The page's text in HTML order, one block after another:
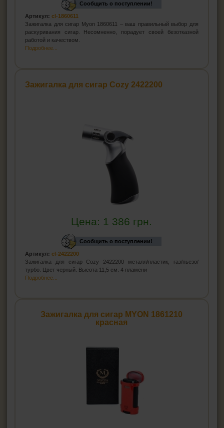
Сообщить о поступлении!
Артикул: cl-1860611
Зажигалка для сигар Myon 1860611 – ваш правильный выбор для
раскуривания сигар. Несомненно, порадует своей безотказной
работой и качеством.
Подробнее...
Зажигалка для сигар Cozy 2422200
Цена: 1 386 грн.
Сообщить о поступлении!
Артикул: cl-2422200
Зажигалка для сигар Cozy 2422200 металл/пластик, газ/пьезо/
турбо. Цвет черный. Высота 11,5 см. 4 пламени
Подробнее...
Зажигалка для сигар MYON 1861210
красная